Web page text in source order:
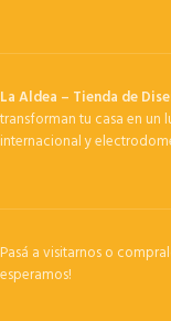
La Aldea – Tienda de
transforman tu casa en un
internacional y
Pasá a visitarnos o
esperamos!